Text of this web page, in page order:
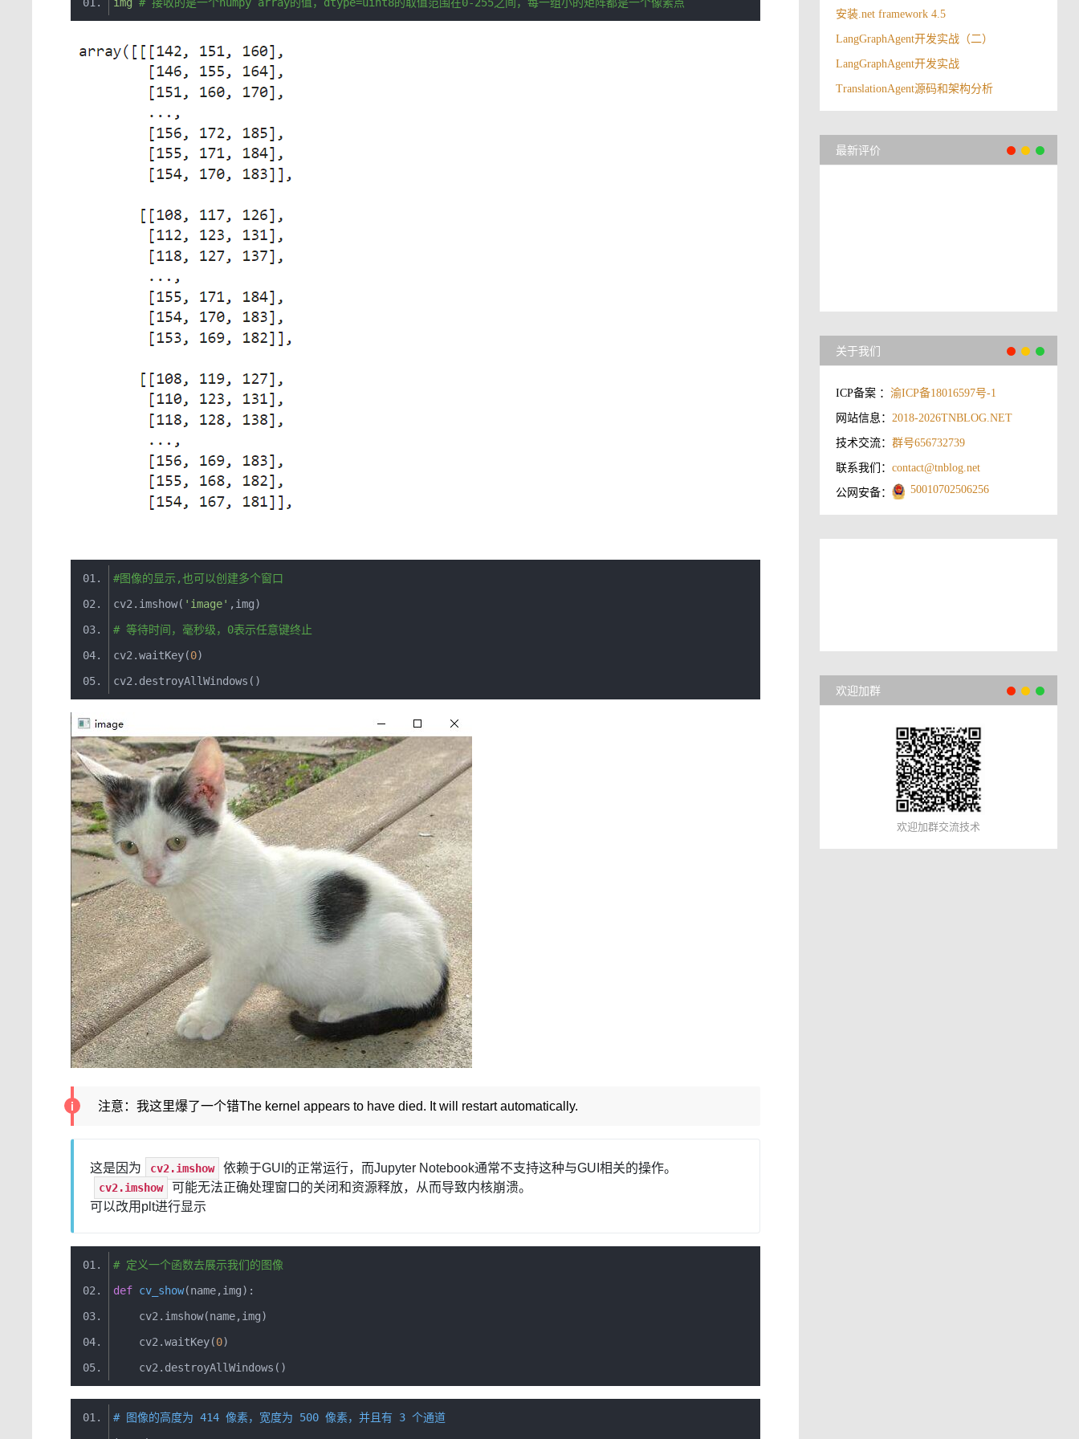
#图像的显示,也可以创建多个窗口
cv2 . imshow( 'image' , img)
# 等待时间，毫秒级，0表示任意键终止
cv2 .waitKey(0)
cv2 . destroyAllWindows ()
注意：我这里爆了一个错The kernel appears to have died. It will restart automatically.
这是因为 cv2.imshow 依赖于GUI的正常运行，而Jupyter Notebook通常不支持这种与GUI相关的操作。
cv2.imshow
可能无法正确处理窗口的关闭和资源释放，从而导致内核崩溃。
可以改用plt进行显示
# 定义一个函数去展示我们的图像
def cv_show(name, img) :
    cv2
. imshow(name, img)
    cv2
.waitKey(0)
    cv2
. destroyAllWindows ()
# 图像的高度为 414 像素，宽度为 500 像素，并且有 3 个通道
安装.net framework 4.5
LangGraphAgent开发实战（二）
LangGraphAgent开发实战
TranslationAgent源码和架构分析
最新评价
关于我们
ICP备案 ：渝ICP备18016597号-1
网站信息：2018-2026TNBLOG.NET
技术交流：群号656732739
联系我们：contact@tnblog.net
公网安备： 50010702506256
欢迎加群
欢迎加群交流技术